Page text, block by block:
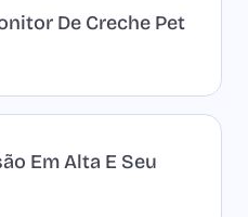
De Creche Pet
Em Alta E Seu